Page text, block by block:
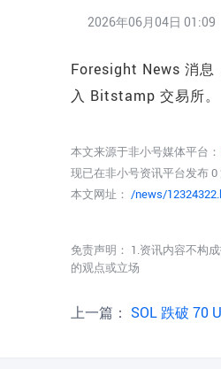
2026年06月04日 01:09
Foresight News 消息
入 Bitstamp 交易所。
本文来源于非小号媒体平台：
现已在非小号资讯平台发布
本文网址： /news/
免责声明： 1.资讯内容不构
的观点或立场
上一篇： SOL 跌破 70